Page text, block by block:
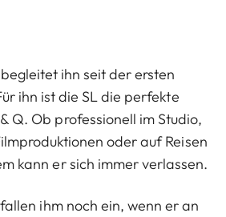
ihn seit der ersten
ihn ist die SL die perfekte
Q. Ob professionell im Studio,
oder auf Reisen
kann er sich immer verlassen.
ihm noch ein, wenn er an